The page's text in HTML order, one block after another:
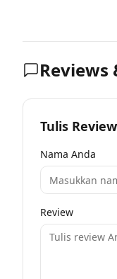
Reviews
Tulis
Nama Anda
Review